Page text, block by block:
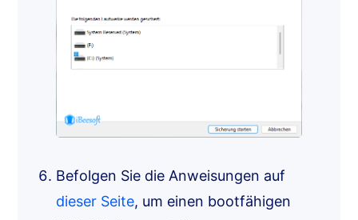
Befolgen Sie die Anweisungen auf
dieser Seite, um einen bootfähigen